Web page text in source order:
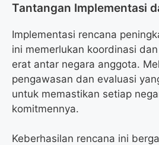
Tantangan Implementasi
Implementasi rencana
ini memerlukan koordinasi
erat antar negara anggota.
pengawasan dan evaluasi
untuk memastikan setiap
komitmennya.
Keberhasilan rencana ini